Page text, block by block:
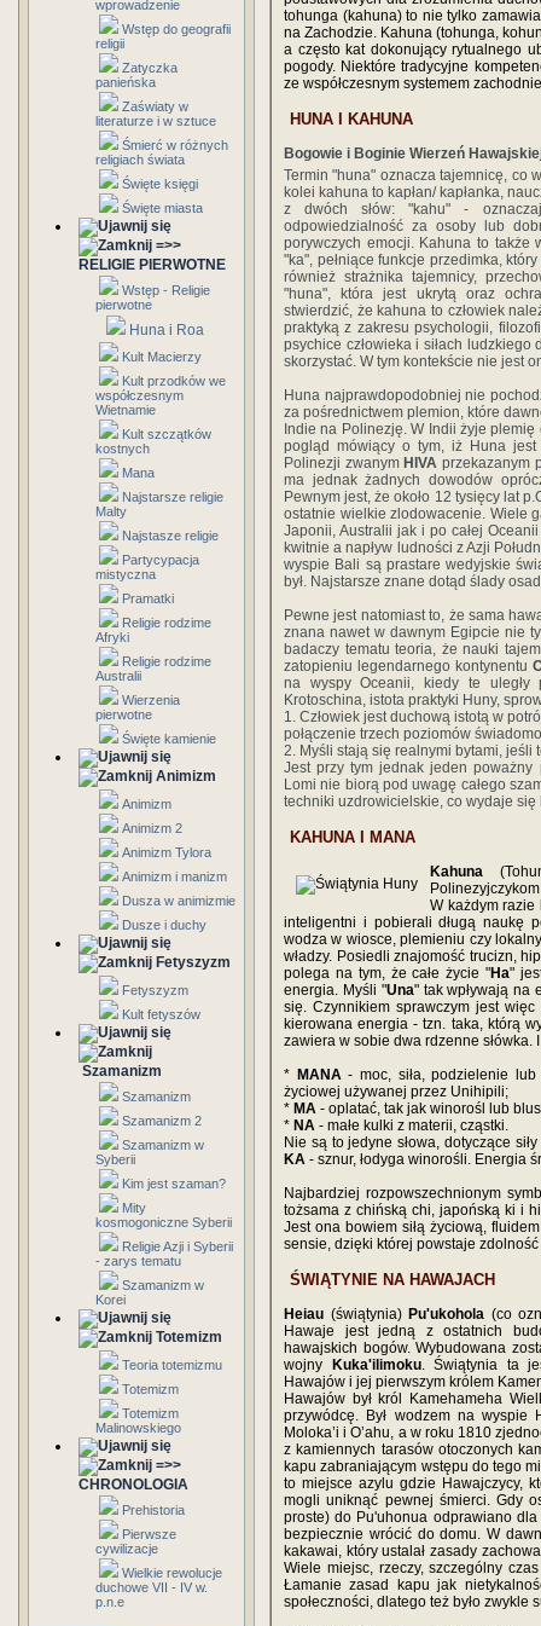
wprowadzenie
Wstęp do geografii
religii
Zatyczka
panieńska
Zaświaty w
literaturze i w sztuce
Śmierć w różnych
religiach świata
Święte księgi
Święte miasta
=>>
RELIGIE PIERWOTNE
Wstęp - Religie
pierwotne
Huna i Roa
Kult Macierzy
Kult przodków we
współczesnym
Wietnamie
Kult szczątków
kostnych
Mana
Najstarsze religie
Malty
Najstasze religie
Partycypacja
mistyczna
Pramatki
Religie rodzime
Afryki
Religie rodzime
Australii
Wierzenia
pierwotne
Święte kamienie
Animizm
Animizm
Animizm 2
Animizm Tylora
Animizm i manizm
Dusza w animizmie
Dusze i duchy
Fetyszyzm
Fetyszyzm
Kult fetyszów
Szamanizm
Szamanizm
Szamanizm 2
Szamanizm w
Syberii
Kim jest szaman?
Mity
kosmogoniczne Syberii
Religie Azji i Syberii
- zarys tematu
Szamanizm w
Korei
Totemizm
Teoria totemizmu
Totemizm
Totemizm
Malinowskiego
=>>
CHRONOLOGIA
Prehistoria
Pierwsze
cywilizacje
Wielkie rewolucje
duchowe VII - IV w.
p.n.e
tohunga (kahuna) to nie tylko
na Zachodzie. Kahuna (tohunga,
a często kat dokonujący rytualnego
pogody. Niektóre tradycyjne
ze współczesnym systemem
HUNA I KAHUNA
Bogowie i Boginie Wierzeń
Termin "huna" oznacza tajemnicę, co
kolei kahuna to kapłan/ kapłanka,
z dwóch słów: "kahu" -
odpowiedzialność za osoby lub
porywczych emocji. Kahuna to także
"ka", pełniące funkcje przedimka,
również strażnika tajemnicy,
"huna", która jest ukrytą oraz
stwierdzić, że kahuna to człowiek
praktyką z zakresu psychologii,
psychice człowieka i siłach
skorzystać. W tym kontekście nie jest
Huna najprawdopodobniej nie
za pośrednictwem plemion, które
Indie na Polinezję. W Indii żyje
pogląd mówiący o tym, iż Huna
Polinezji zwanym HIVA przekazanym
ma jednak żadnych dowodów
Pewnym jest, że około 12 tysięcy lat
ostatnie wielkie zlodowacenie. Wiele
Japonii, Australii jak i po całej
kwitnie a napływ ludności z Azji
wyspie Bali są prastare wedyjskie
był. Najstarsze znane dotąd ślady
Pewne jest natomiast to, że sama
znana nawet w dawnym Egipcie nie
badaczy tematu teoria, że nauki
zatopieniu legendarnego kontynentu
na wyspy Oceanii, kiedy te uległy
Krotoschina, istota praktyki Huny,
1. Człowiek jest duchową istotą w
połączenie trzech poziomów
2. Myśli stają się realnymi bytami, jeśli
Jest przy tym jednak jeden poważny
Lomi nie biorą pod uwagę całego
techniki uzdrowicielskie, co wydaje się
KAHUNA I MANA
Kahuna
W każdym razie
inteligentni i pobierali długą naukę
wodza w wiosce, plemieniu czy
władzy. Posiedli znajomość trucizn,
polega na tym, że całe życie "Ha"
energia. Myśli "Una" tak wpływają na
się. Czynnikiem sprawczym jest
kierowana energia - tzn. taka, którą
zawiera w sobie dwa rdzenne słówka.
* MANA- moc, siła, podzielenie lub
życiowej używanej przez Unihipili;
* MA - oplatać, tak jak winorośl lub
* NA - małe kulki z materii, cząstki.
Nie są to jedyne słowa, dotyczące
KA - sznur, łodyga winorośli. Energia
Najbardziej rozpowszechnionym
tożsama z chińską chi, japońską ki i
Jest ona bowiem siłą życiową,
sensie, dzięki której powstaje
ŚWIĄTYNIE NA HAWAJACH
Heiau (świątynia) Pu'ukohola (co
Hawaje jest jedną z ostatnich
hawajskich bogów. Wybudowana
wojny
Kuka'ilimoku. Świątynia ta
Hawajów i jej pierwszym królem
Hawajów był król Kamehameha
przywódcę. Był wodzem na wyspie
Moloka’i i O’ahu, a w roku 1810
z kamiennych tarasów otoczonych
kapu zabraniającym wstępu do tego
to miejsce azylu gdzie Hawajczycy,
mogli uniknąć pewnej śmierci. Gdy
proste) do Pu'uhonua odprawiano
bezpiecznie wrócić do domu. W
kakawai, który ustalał zasady
Wiele miejsc, rzeczy, szczególny
Łamanie zasad kapu jak
społeczności, dlatego też było zwykle